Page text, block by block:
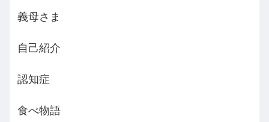
義母さま
自己紹介
認知症
食べ物語